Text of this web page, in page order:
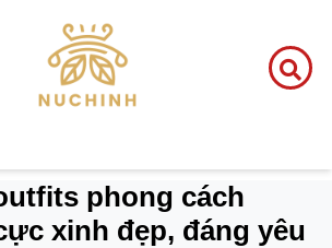
phong cách
xinh đẹp, đáng yêu